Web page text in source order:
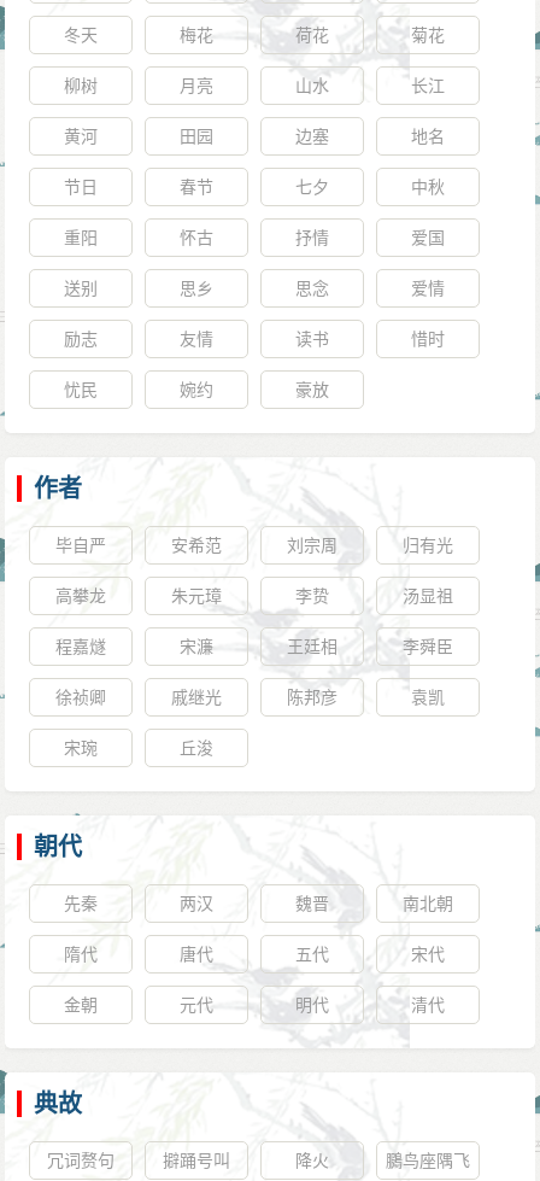
冬天 梅花 荷花 菊花
柳树 月亮 山水 长江
黄河 田园 边塞 地名
节日 春节 七夕 中秋
重阳 怀古 抒情 爱国
送别 思乡 思念 爱情
励志 友情 读书 惜时
忧民 婉约 豪放
作者
毕自严 安希范 刘宗周 归有光
高攀龙 朱元璋 李贽 汤显祖
程嘉燧 宋濂 王廷相 李舜臣
徐祯卿 戚继光 陈邦彦 袁凯
宋琬 丘浚
朝代
先秦 两汉 魏晋 南北朝
隋代 唐代 五代 宋代
金朝 元代 明代 清代
典故
冗词赘句 擗踊号叫 降火 鵩鸟座隅飞